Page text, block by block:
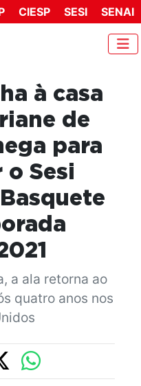
CIESP SESI SENAI
à casa
de
para
Sesi
a ala retorna ao
quatro anos nos